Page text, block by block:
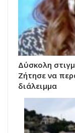
Δύσκολη
Ζήτησε να
διάλειμμα